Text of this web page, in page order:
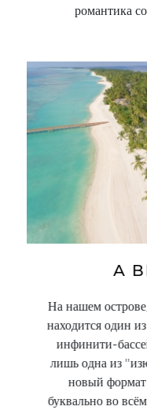
романтика
А
На нашем
находится один
инфинити-
лишь одна из
новый формат
буквально во